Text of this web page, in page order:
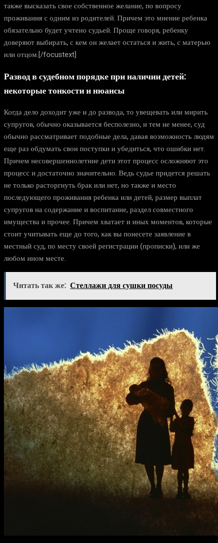
также высказать свое собственное желание, по вопросу
проживания с одним из родителей. Причем это мнение ребенка
обязательно будет учтено судьей. Проще говоря, ребенку
доверяют выбирать, с кем он желает остаться и жить, с матерью
или отцом.[/focustext]
Развод в судебном порядке при наличии детей:
некоторые тонкости и нюансы
Когда дело доходит уже и до развода, то увещевать или мирить
супругов, обычно оказывается бесполезно, и тем не менее, суд
обычно рассматривает подобные дела, давая возможность людям
еще раз обдумать свои поступки и убедиться, что ошибки нет.
Причем несовершеннолетние дети этот процесс осложняют это
процесс и достаточно значительно. Ведь судье придется решать
не только расторгнуть брак или нет, но также и место
последующего проживания ребенка или детей, размер выплат
супругов на содержание и воспитание, раздел совместного
имущества и прочее. Причем хватает и иных моментов, которые
стоит учитывать еще до того, как вы понесете заявление в
местный суд, по месту своей регистрации (прописки), или же
любом ином месте.
Читать так же: Стеллажи для сушки посуды